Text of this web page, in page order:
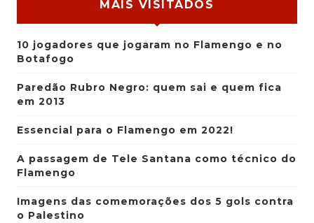
MAIS VISITADOS
10 jogadores que jogaram no Flamengo e no
Botafogo
Paredão Rubro Negro: quem sai e quem fica
em 2013
Essencial para o Flamengo em 2022!
A passagem de Tele Santana como técnico do
Flamengo
Imagens das comemorações dos 5 gols contra
o Palestino